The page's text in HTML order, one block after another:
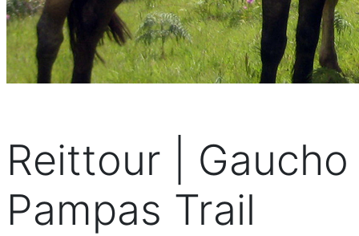
Reittour | Gaucho
Pampas Trail